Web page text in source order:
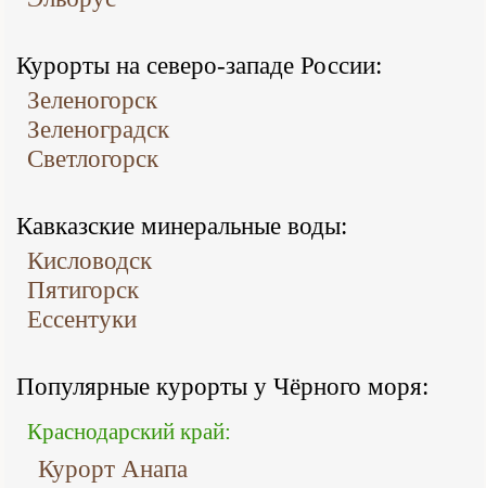
Курорты на северо-западе России:
Зеленогорск
Зеленоградск
Светлогорск
Кавказские минеральные воды:
Кисловодск
Пятигорск
Ессентуки
Популярные курорты у Чёрного моря:
Краснодарский край:
Курорт Анапа